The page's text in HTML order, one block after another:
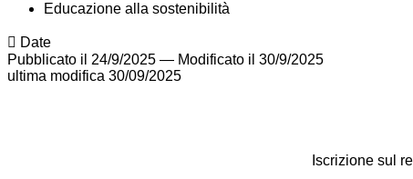
Educazione alla sostenibilità
Date
Pubblicato il 24/9/2025 — Modificato il 30/9/2025
ultima modifica 30/09/2025
Iscrizione sul